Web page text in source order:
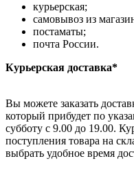
курьерская;
самовывоз из
постаматы;
почта России.
Курьерская доставка*
Вы можете заказать
который прибудет по
субботу с 9.00 до 19.00.
поступления товара на
выбрать удобное время